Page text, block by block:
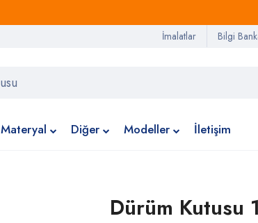
İmalatlar Bilgi
Materyal Diğer Modeller İletişim
Dürüm Kutusu 1